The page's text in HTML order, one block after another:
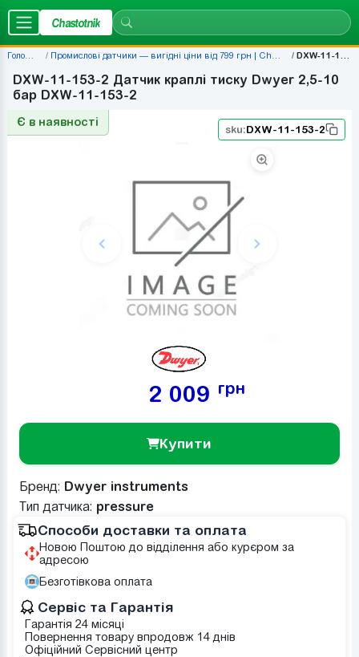
Chastotnik
Головна Промислові датчики — вигідні ціни від 799 грн | Chastotnik.ua DXW-11-153-2
DXW-11-153-2 Датчик краплі тиску Dwyer 2,5-10
бар DXW-11-153-2
Є в наявності
sku:DXW-11-153-2
2 009 грн
Купити
Бренд: Dwyer instruments
Тип датчика: pressure
Способи доставки та оплата
Новою Поштою до відділення або курєром за
адресою
Безготівкова оплата
Сервіс та Гарантія
Гарантія 24 місяці
Повернення товару впродовж 14 днів
Офіційний Сервісний центр